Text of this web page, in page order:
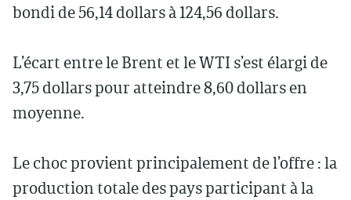
bondi de 56,14 dollars à 124,56 dollars.
L’écart entre le Brent et le WTI s’est élargi de
3,75 dollars pour atteindre 8,60 dollars en
moyenne.
Le choc provient principalement de l’offre : la
production totale des pays participant à la